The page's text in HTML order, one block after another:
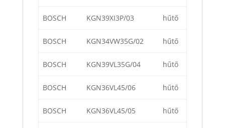
BOSCH KGN39XI3P/03 hűtő
BOSCH KGN34VW35G/02 hűtő
BOSCH KGN39VL35G/04 hűtő
BOSCH KGN36VL45/06 hűtő
BOSCH KGN36VL45/05 hűtő